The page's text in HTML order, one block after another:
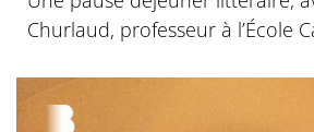
Churlaud, professeur à l’École